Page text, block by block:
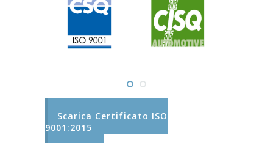
Scarica Certificato ISO
9001:2015